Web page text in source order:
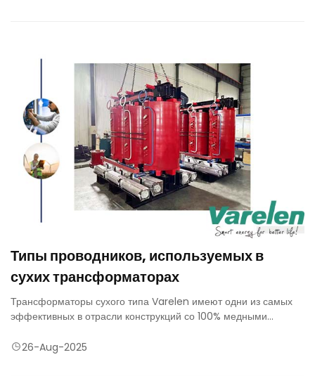
Типы проводников, используемых в
сухих трансформаторах
Трансформаторы сухого типа Varelen имеют одни из самых
эффективных в отрасли конструкций со 100% медными
премиум-класса.
26-Aug-2025